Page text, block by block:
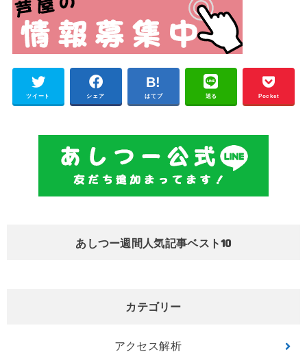
ツイート シェア はてブ 送る Pocket
あしつー週間人気記事ベスト10
カテゴリー
アクセス解析